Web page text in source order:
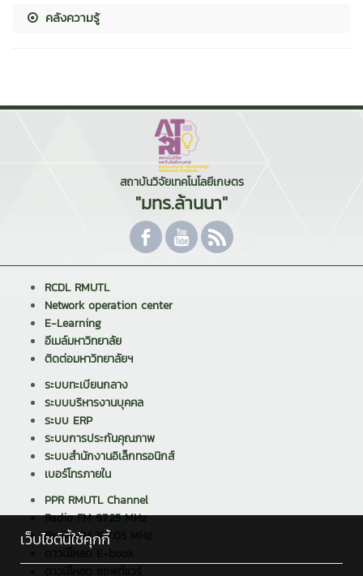
คลังความรู้
สถาบันวิจัยเทคโนโลยีเกษตร
"มทร.ล้านนา"
RCDL RMUTL
Network operation center
E-Learning
อีเมล์มหาวิทยาลัย
ติดต่อมหาวิทยาลัยฯ
ระบบทะเบียนกลาง
ระบบบริหารงานบุคคล
ระบบ ERP
ระบบการประกันคุณภาพ
ระบบสำนักงานอิเล็กทรอนิกส์
เบอร์โทรภายใน
PPR RMUTL Channel
Radio FM 97.25 MHz
Radio FM 107.05 MHz
ดาวน์โหลด E-book
เว็บไซต์นี้ใช้คุกกี้